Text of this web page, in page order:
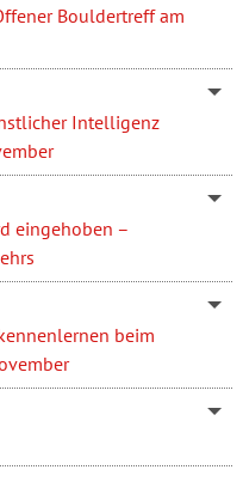
Bouldertreff am
Intelligenz
eingehoben –
beim